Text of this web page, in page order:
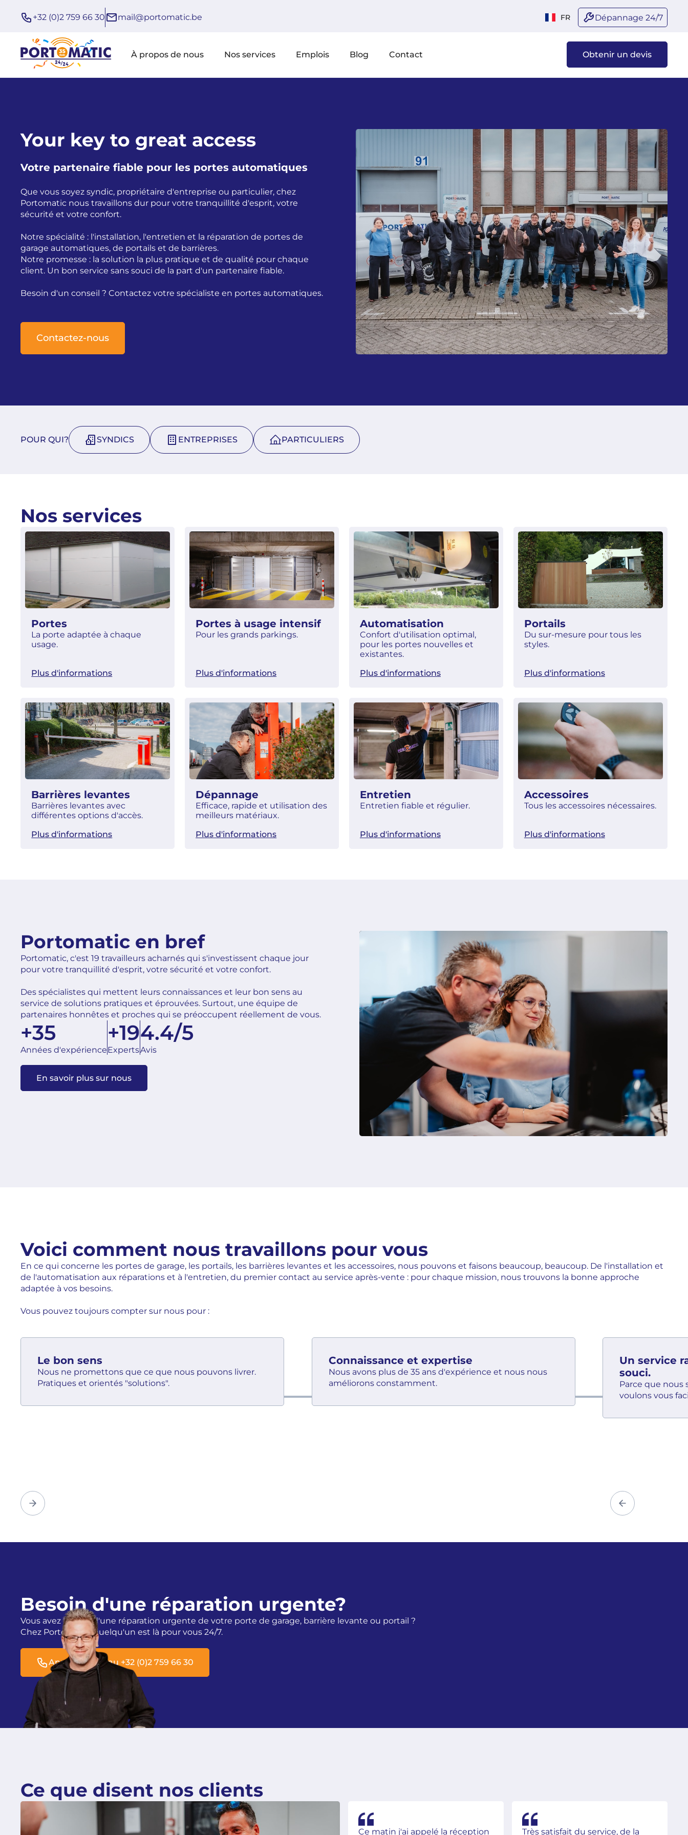
+32 (0)2 759 66 30 mail@portomatic.be FR Dépannage 24/7
À propos de nous Nos services Emplois Blog Contact Obtenir un devis
Your key to great access
Votre partenaire fiable pour les portes automatiques
Que vous soyez syndic, propriétaire d'entreprise ou particulier, chez
Portomatic nous travaillons dur pour votre tranquillité d'esprit, votre
sécurité et votre confort.
Notre spécialité : l'installation, l'entretien et la réparation de portes de
garage automatiques, de portails et de barrières.
Notre promesse : la solution la plus pratique et de qualité pour chaque
client. Un bon service sans souci de la part d'un partenaire fiable.
Besoin d'un conseil ? Contactez votre spécialiste en portes automatiques.
Contactez-nous
POUR QUI? SYNDICS ENTREPRISES PARTICULIERS
Nos services
Portes
La porte adaptée à chaque
usage.
Plus d'informations
Portes à usage intensif
Pour les grands parkings.
Plus d'informations
Automatisation
Confort d'utilisation optimal,
pour les portes nouvelles et
existantes.
Plus d'informations
Portails
Du sur-mesure pour tous les
styles.
Plus d'informations
Barrières levantes
Barrières levantes avec
différentes options d'accès.
Plus d'informations
Dépannage
Efficace, rapide et utilisation des
meilleurs matériaux.
Plus d'informations
Entretien
Entretien fiable et régulier.
Plus d'informations
Accessoires
Tous les accessoires nécessaires.
Plus d'informations
Portomatic en bref
Portomatic, c'est 19 travailleurs acharnés qui s'investissent chaque jour
pour votre tranquillité d'esprit, votre sécurité et votre confort.
Des spécialistes qui mettent leurs connaissances et leur bon sens au
service de solutions pratiques et éprouvées. Surtout, une équipe de
partenaires honnêtes et proches qui se préoccupent réellement de vous.
+35
Années d'expérience
+19
Experts
4.4/5
Avis
En savoir plus sur nous
Voici comment nous travaillons pour vous
En ce qui concerne les portes de garage, les portails, les barrières levantes et les accessoires, nous pouvons et faisons beaucoup, beaucoup. De l'installation et
de l'automatisation aux réparations et à l'entretien, du premier contact au service après-vente : pour chaque mission, nous trouvons la bonne approche
adaptée à vos besoins.
Vous pouvez toujours compter sur nous pour :
Le bon sens
Nous ne promettons que ce que nous pouvons livrer.
Pratiques et orientés "solutions".
Connaissance et expertise
Nous avons plus de 35 ans d'expérience et nous nous
améliorons constamment.
Un service
souci.
Parce que nous
voulons vous
Besoin d'une réparation urgente?
Vous avez besoin d'une réparation urgente de votre porte de garage, barrière levante ou portail ?
Chez Portomatic, quelqu'un est là pour vous 24/7.
Appelez-nous au +32 (0)2 759 66 30
Ce que disent nos clients
Ce matin j'ai appelé la réception Très satisfait du service, de la